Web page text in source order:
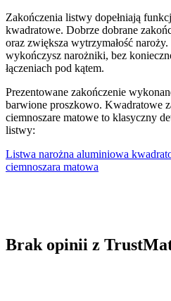
Zakończenia listwy dopełniają
kwadratowe. Dobrze dobrane
oraz zwiększa wytrzymałość
wykończysz narożniki, bez
łączeniach pod kątem.
Prezentowane zakończenie
barwione proszkowo. Kwadratowe
ciemnoszare matowe to klasyczny
listwy:
Listwa narożna aluminiowa
ciemnoszara matowa
Brak opinii z